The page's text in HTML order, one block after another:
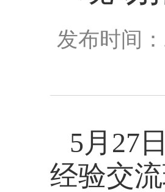
发布时间
5月27
经验交